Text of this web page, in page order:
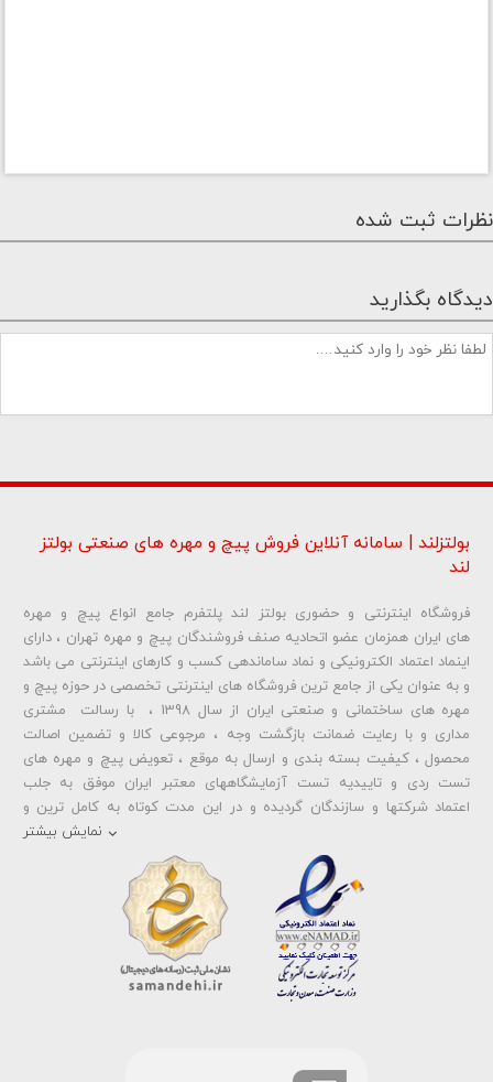
نظرات ثبت شده
دیدگاه بگذارید
شماره تلفن و ایمیل شما نمایش داده نخواهد شد.
ارسال دیدگاه
بولتزلند | سامانه آنلاین فروش پیچ و مهره های صنعتی بولتز
لند
فروشگاه اینترنتی و حضوری بولتز لند پلتفرم جامع انواع پیچ و مهره
های ایران همزمان عضو اتحادیه صنف فروشندگان پیچ و مهره تهران ، دارای
اینماد اعتماد الکترونیکی و نماد ساماندهی کسب و کارهای اینترنتی می باشد
و به عنوان یکی از جامع ترین فروشگاه های اینترنتی تخصصی در حوزه پیچ و
مهره های ساختمانی و صنعتی ایران از سال 1398 ، با رسالت مشتری
مداری و با رعایت ضمانت بازگشت وجه ، مرجوعی کالا و تضمین اصالت
محصول ، کیفیت بسته بندی و ارسال به موقع ، تعویض پیچ و مهره های
تست ردی و تاییدیه تست آزمایشگاههای معتبر ایران موفق به جلب
اعتماد شرکتها و سازندگان گردیده و در این مدت کوتاه به کامل ترین و
ومهره آهنی
مهره خشکه کلاس 8 پیچ خشکه 10.9
پیچ خشکه اچ وی HV مهره خشکه اچ وی HV
است . در شرایطی که بین خرید محصولی مردد هستید ، تماس یا پیغام روی
خط واتس اپ شرکت ، شما را به کارشناس مربوطه حتی در ایام تعطیل
متصل نموده و با خیال راحت به محصول و یا خدمات لازم شما را راهنمایی می
نمایش بیشتر